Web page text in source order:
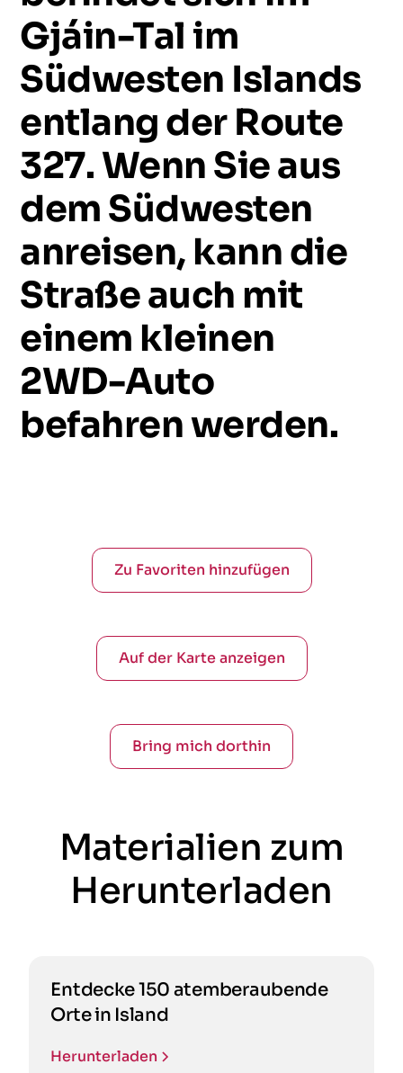
Gjáin-Tal im
Südwesten Islands
entlangder Route
327.WennSieaus
demSüdwesten
anreisen, kanndie
Straßeauch mit
einem kleinen
2WD-Auto
befahrenwerden.
Zu Favoriten hinzufügen
Auf der Karte anzeigen
Bring mich dorthin
Materialien zum
Herunterladen
Entdecke 150 atemberaubende
Orte in Island
Herunterladen